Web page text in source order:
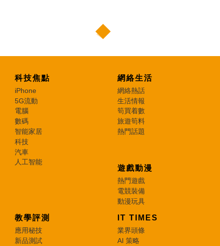
科技焦點
iPhone
5G流動
電腦
數碼
智能家居
科技
汽車
人工智能
網絡生活
網絡熱話
生活情報
筍買着數
旅遊筍料
熱門話題
遊戲動漫
熱門遊戲
電競裝備
動漫玩具
教學評測
應用秘技
新品測試
IT TIMES
業界頭條
AI 策略